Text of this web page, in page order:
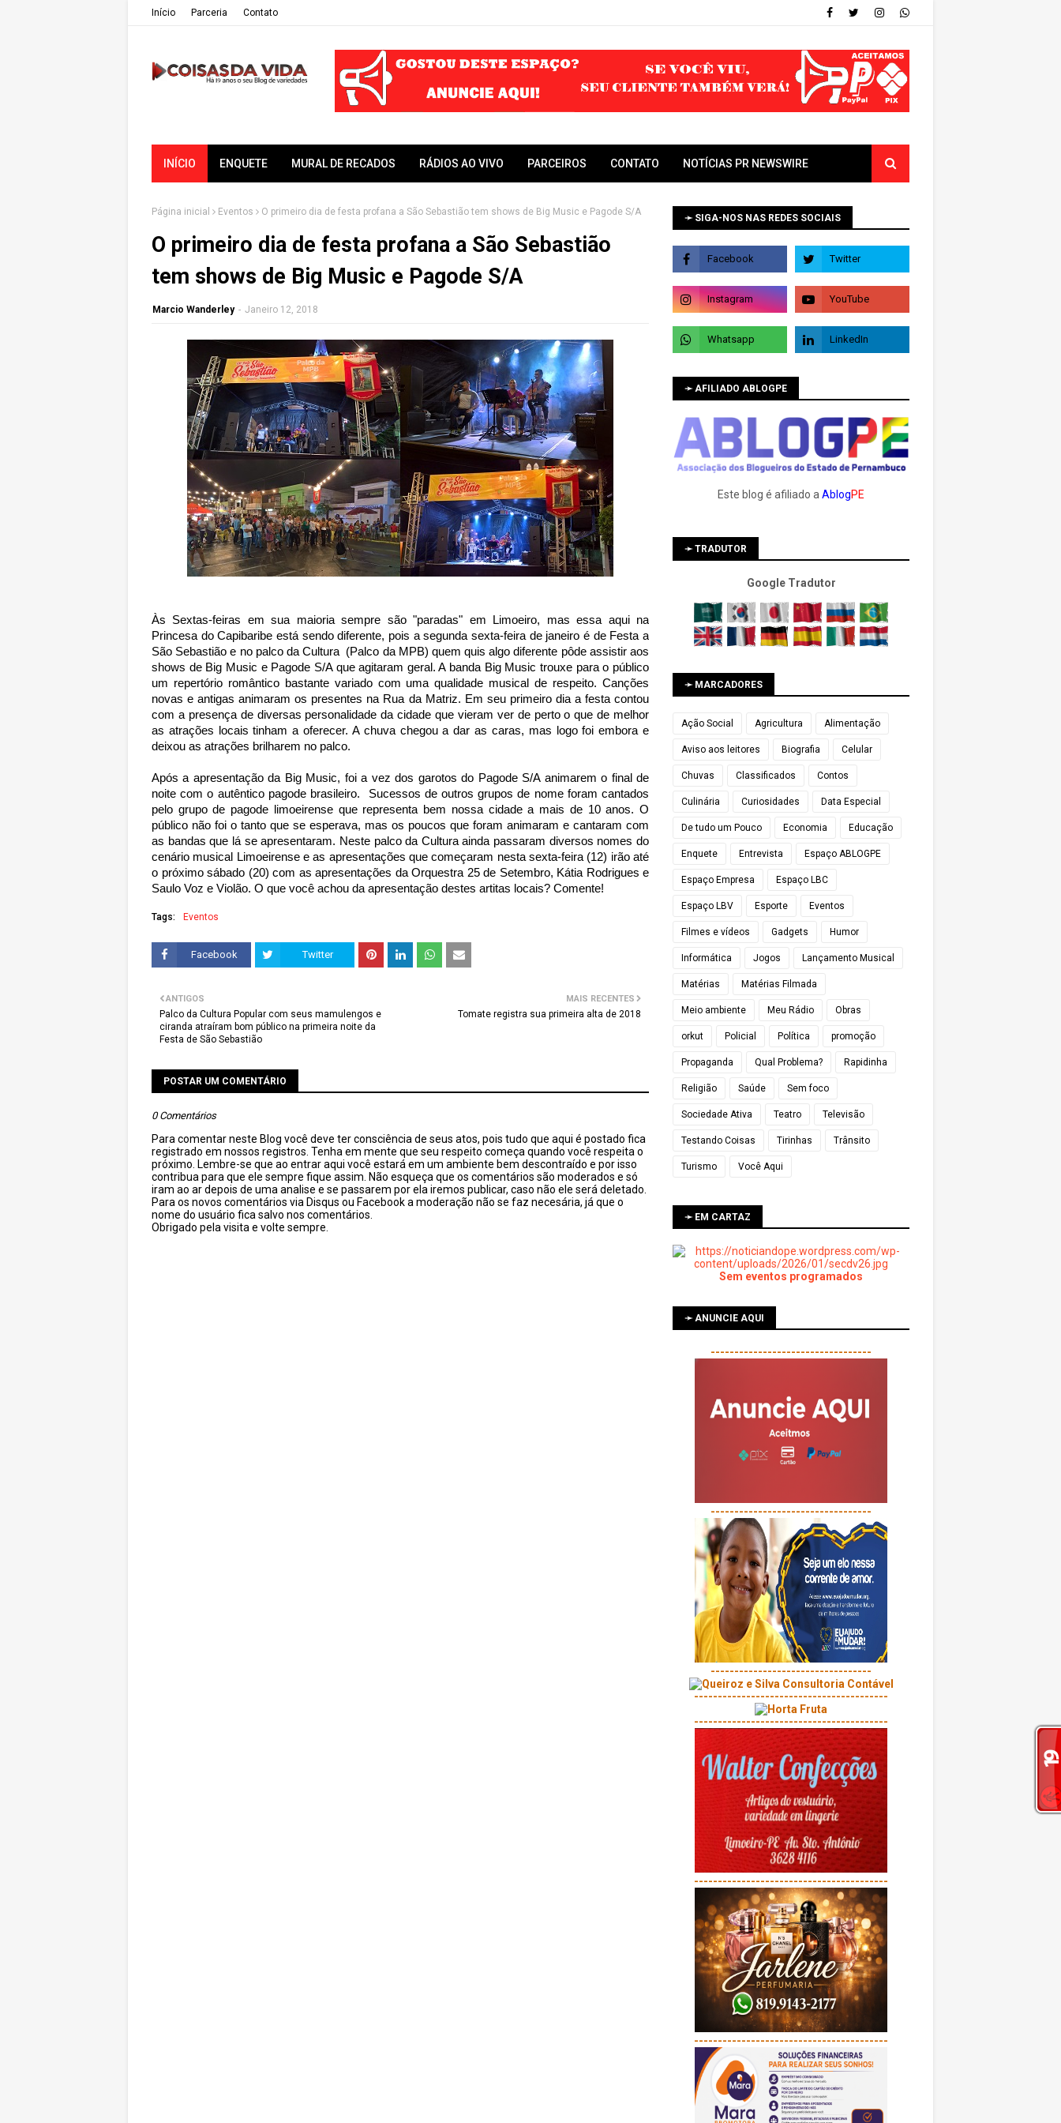
Iní­cio Parceria Contato
INÍCIO ENQUETE MURAL DE RECADOS RÁDIOS AO VIVO PARCEIROS CONTATO NOTÍCIAS PR NEWSWIRE
Página inicial Eventos O primeiro dia de festa profana a São Sebastião tem shows de Big Music e Pagode S/A
O primeiro dia de festa profana a São Sebastião
tem shows de Big Music e Pagode S/A
Marcio Wanderley - Janeiro 12, 2018
Às Sextas-feiras em sua maioriasempre são "paradas" em Limoeiro, mas essa aqui na
Princesa do Capibaribe está sendo diferente, pois a segunda sexta-feira de janeiro é de Festa a
São Sebastião e no palco da Cultura (Palco da MPB) quem quis algo diferente pôde assistir aos
shows de Big Music e Pagode S/A que agitaram geral. A banda Big Music trouxe para o público
um repertório romântico bastante variado com uma qualidade musical de respeito. Canções
novas e antigas animaram os presentes na Rua da Matriz. Em seu primeiro dia a festa contou
com a presença de diversas personalidade da cidade que vieram ver de perto o que de melhor
as atrações locais tinham a oferecer. A chuva chegou a dar as caras, mas logo foi embora e
deixou as atrações brilharem no palco.
Após a apresentação da Big Music, foi a vez dos garotos do Pagode S/A animarem o final de
noite com o autêntico pagode brasileiro. Sucessos de outros grupos de nome foram cantados
pelo grupo de pagode limoeirense que representa bem nossa cidade a mais de 10 anos. O
público não foi o tanto que se esperava, mas os poucos que foram animaram e cantaram com
as bandas que lá se apresentaram. Neste palco da Cultura ainda passaram diversos nomes do
cenário musical Limoeirense e as apresentações que começaram nesta sexta-feira (12) irão até
o próximo sábado (20) com as apresentações da Orquestra 25 de Setembro, Kátia Rodrigues e
Saulo Voz e Violão. O que você achou da apresentação destes artitas locais? Comente!
Tags: Eventos
Facebook Twitter
MAIS RECENTES
Tomate registra sua primeira alta de 2018
ANTIGOS
Palco da Cultura Popular com seus mamulengos e
ciranda atraíram bom público na primeira noite da
Festa de São Sebastião
POSTAR UM COMENTÁRIO
0 Comentários
Para comentar neste Blog você deve ter consciência de seus atos, pois tudo que aqui é postado fica
registrado em nossos registros. Tenha em mente que seu respeito começa quando você respeita o
próximo. Lembre-se que ao entrar aqui você estará em um ambiente bem descontraído e por isso
contribua para que ele sempre fique assim. Não esqueça que os comentários são moderados e só
iram ao ar depois de uma analise e se passarem por ela iremos publicar, caso não ele será deletado.
Para os novos comentários via Disqus ou Facebook a moderação não se faz necesária, já que o
nome do usuário fica salvo nos comentários.
Obrigado pela visita e volte sempre.
➛ SIGA-NOS NAS REDES SOCIAIS
➛ AFILIADO ABLOGPE
Este blog é afiliado a AblogPE
➛ TRADUTOR
Google Tradutor
➛ MARCADORES
Ação Social Agricultura Alimentação
Aviso aos leitores Biografia Celular
Chuvas Classificados Contos
Culinária Curiosidades Data Especial
De tudo um Pouco Economia Educação
Enquete Entrevista Espaço ABLOGPE
Espaço Empresa Espaço LBC
Espaço LBV Esporte Eventos
Filmes e vídeos Gadgets Humor
Informática Jogos Lançamento Musical
Matérias Matérias Filmada
Meio ambiente Meu Rádio Obras
orkut Policial Política promoção
Propaganda Qual Problema? Rapidinha
Religião Saúde Sem foco
Sociedade Ativa Teatro Televisão
Testando Coisas Tirinhas Trânsito
Turismo Você Aqui
➛ EM CARTAZ
Sem eventos programados
➛ ANUNCIE AQUI
----------------------------------
----------------------------------
----------------------------------
-----------------------------------------
-----------------------------------------
-----------------------------------------
-----------------------------------------